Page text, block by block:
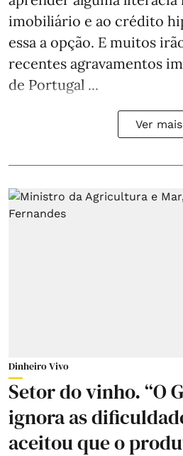
imobiliário e ao crédito
essa a opção. E muitos
recentes agravamentos
de Portugal ...
Ver mais
Dinheiro Vivo
Setor do vinho. “O
ignora as
aceitou que o